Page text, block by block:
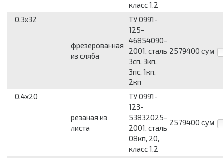
класс 1,2
0.3x32
фрезерованная
из сляба
ТУ 0991-
125-
46854090-
2001, сталь
3сп, 3кп,
3пс, 1кп,
2кп
2579400 сум
0.4x20
резаная из
листа
ТУ 0991-
123-
53832025-
2001, сталь
08кп, 20,
класс 1,2
2579400 сум